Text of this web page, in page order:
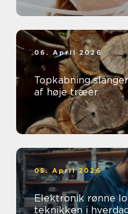
06. April 2026
Topkabning
af høje træer
05. April 2026
Elektronik rønne lokal hjælp til
teknikken i